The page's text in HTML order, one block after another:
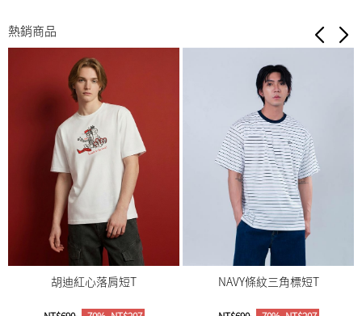
熱銷商品
胡迪紅心落肩短T NAVY條紋三角標短T